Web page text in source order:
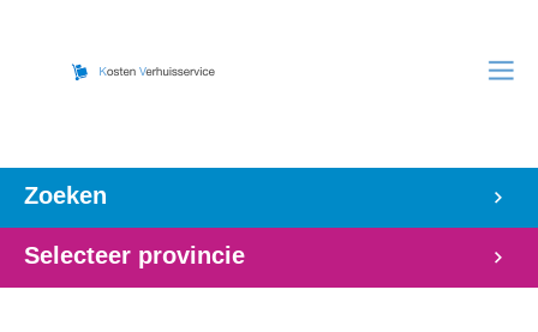
Zoeken
Selecteer provincie